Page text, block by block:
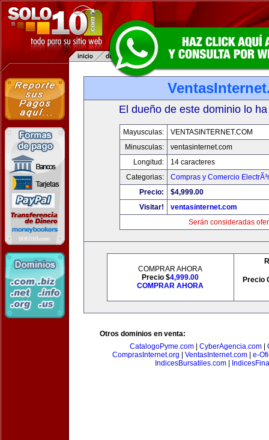
El dueño de este dominio lo
Mayusculas:
VENTASINTERNET.COM
Minusculas:
ventasinternet.com
Longitud:
14 caracteres
Categorias:
Compras y Comercio
Precio:
$4,999.00
Visitar!
ventasinternet.com
Serán consideradas
COMPRAR AHORA
Precio $4,999.00
COMPRAR AHORA
Precio
Otros dominios en venta:
CatalogoPyme.com
CyberAgencia.com
ComprasInternet.org
VentasInternet.com| e-
IndicesBursatiles.com|